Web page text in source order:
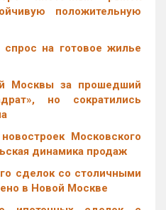
положительную
спрос на готовое жилье
Москвы за прошедший
но сократились
Московского
динамика продаж
сделок со столичными
в Новой Москве